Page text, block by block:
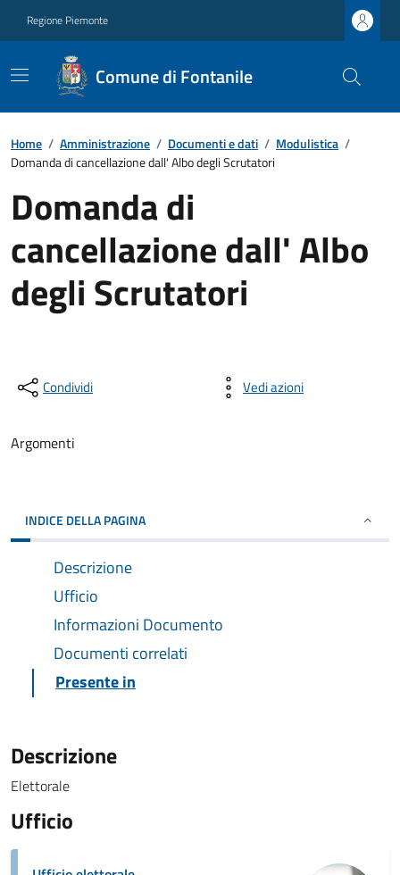
Regione Piemonte
Comune di Fontanile
Home / Amministrazione / Documenti e dati / Modulistica /
Domanda di cancellazione dall' Albo degli Scrutatori
Domanda di
cancellazione dall' Albo
degli Scrutatori
Condividi Vedi azioni
Argomenti
INDICE DELLA PAGINA
Descrizione
Ufficio
Informazioni Documento
Documenti correlati
Presente in
Descrizione
Elettorale
Ufficio